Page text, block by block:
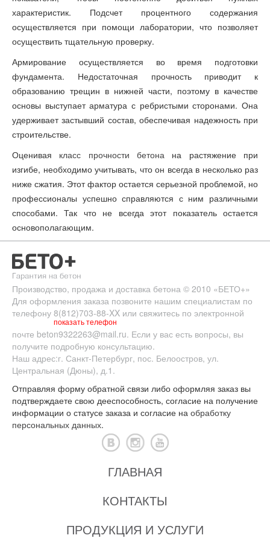
характеристик. Подсчет процентного содержания
осуществляется при помощи лаборатории, что позволяет
осуществить тщательную проверку.
Армирование осуществляется во время подготовки
фундамента. Недостаточная прочность приводит к
образованию трещин в нижней части, поэтому в качестве
основы выступает арматура с ребристыми сторонами. Она
удерживает застывший состав, обеспечивая надежность при
строительстве.
Оценивая класс прочности бетона на растяжение при
изгибе, необходимо учитывать, что он всегда в несколько раз
ниже сжатия. Этот фактор остается серьезной проблемой, но
профессионалы успешно справляются с ним различными
способами. Так что не всегда этот показатель остается
основополагающим.
Производство, продажа и доставка бетона © 2010 «БЕТО+»
Для оформления заказа позвоните нашим специалистам по
телефону 8(812)703-88-XX
показать телефон
или свяжитесь по электронной
почте beton9322263@mail.ru. Если у вас есть вопросы, вы
получите подробную консультацию.
Наш адрес:г. Санкт-Петербург, пос. Белоостров, ул.
Центральная (Дюны), д.1.
Отправляя форму обратной связи либо оформляя заказ вы
подтверждаете свою дееспособность, согласие на получение
информации о статусе заказа и согласие на обработку
персональных данных.
ГЛАВНАЯ
КОНТАКТЫ
ПРОДУКЦИЯ И УСЛУГИ